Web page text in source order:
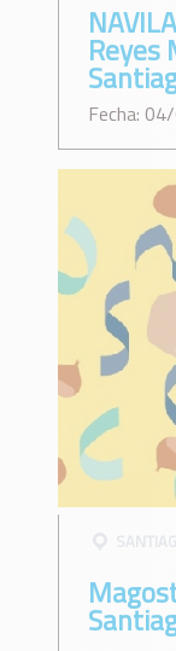
Reyes
Fecha: